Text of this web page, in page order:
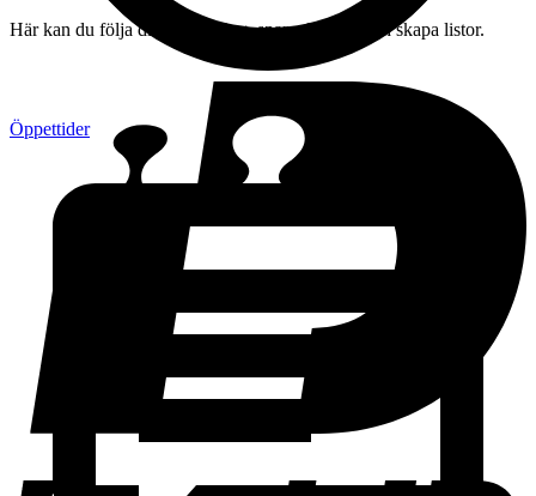
Öppettider
Här kan du följa din beställning, spara drycker och skapa listor.